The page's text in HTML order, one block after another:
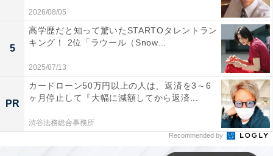
1位：みちょぱ（池田美優）
2026/08/05
5
高学歴だと知って驚いたSTARTOタレントラン
キング！ 2位「ラウール（Snow...
2025/07/13
PR
カードローン50万円以上の人は、返済を3～6
ヶ月停止して『大幅に減額してから返済...
渋谷法務総合事務所
Recommended by